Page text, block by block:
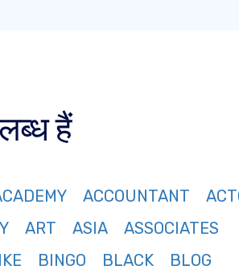
हैं
ACCOUNTANT
ART ASIA
ASSOCIATES
BINGO BLACK BLOG